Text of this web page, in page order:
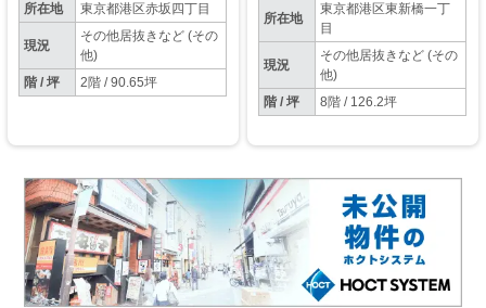
所在地
東京都港区赤坂四丁目
現況
その他居抜きなど (その
他)
階 / 坪
2階 / 90.65坪
所在地
東京都港区東新橋一丁
目
現況
その他居抜きなど (その
他)
階 / 坪
8階 / 126.2坪